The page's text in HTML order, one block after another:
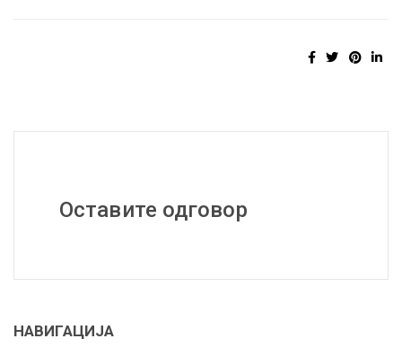
Оставите одговор
НАВИГАЦИЈА